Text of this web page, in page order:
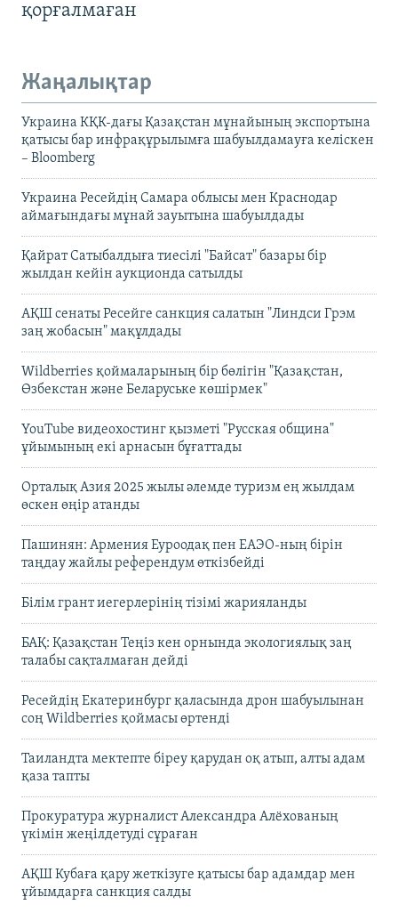
қорғалмаған
Жаңалықтар
Украина КҚК-дағы Қазақстан мұнайының экспортына
қатысы бар инфрақұрылымға шабуылдамауға келіскен
– Bloomberg
Украина Ресейдің Самара облысы мен Краснодар
аймағындағы мұнай зауытына шабуылдады
Қайрат Сатыбалдыға тиесілі "Байсат" базары бір
жылдан кейін аукционда сатылды
АҚШ сенаты Ресейге санкция салатын "Линдси Грэм
заң жобасын" мақұлдады
Wildberries қоймаларының бір бөлігін "Қазақстан,
Өзбекстан және Беларуське көшірмек"
YouTube видеохостинг қызметі "Русская община"
ұйымының екі арнасын бұғаттады
Орталық Азия 2025 жылы әлемде туризм ең жылдам
өскен өңір атанды
Пашинян: Армения Еуроодақ пен ЕАЭО-ның бірін
таңдау жайлы референдум өткізбейді
Білім грант иегерлерінің тізімі жарияланды
БАҚ: Қазақстан Теңіз кен орнында экологиялық заң
талабы сақталмаған дейді
Ресейдің Екатеринбург қаласында дрон шабуылынан
соң Wildberries қоймасы өртенді
Таиландта мектепте біреу қарудан оқ атып, алты адам
қаза тапты
Прокуратура журналист Александра Алёхованың
үкімін жеңілдетуді сұраған
АҚШ Кубаға қару жеткізуге қатысы бар адамдар мен
ұйымдарға санкция салды